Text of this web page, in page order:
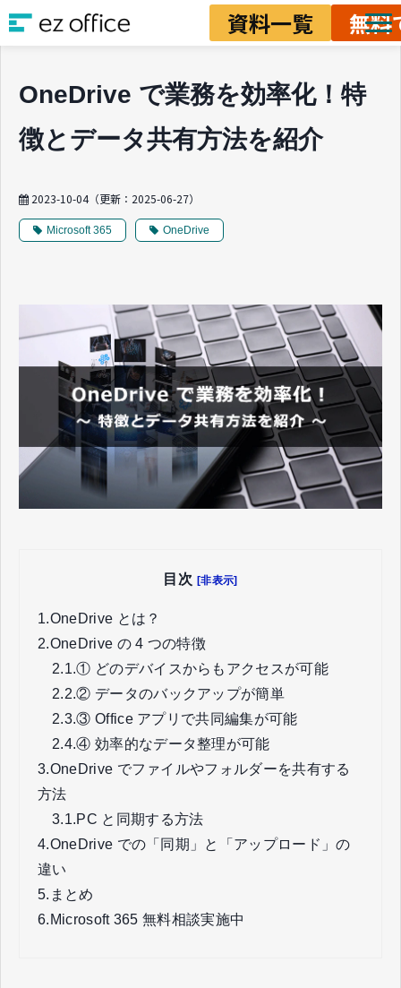
資料一覧 無料
資料ダウンロード
料金
OneDrive で業務を効率化！特
徴とデータ共有方法を紹介
2023-10-04（更新： 2025-06-27）
Microsoft 365 OneDrive
目次 [非表示]
1.OneDrive とは？
2.OneDrive の 4 つの特徴
2.1.① どのデバイスからもアクセスが可能
2.2.② データのバックアップが簡単
2.3.③ Office アプリで共同編集が可能
2.4.④ 効率的なデータ整理が可能
3.OneDrive でファイルやフォルダーを共有する
方法
3.1.PC と同期する方法
4.OneDrive での「同期」と「アップロード」の
違い
5. まとめ
6. Microsoft 365 無料相談実施中